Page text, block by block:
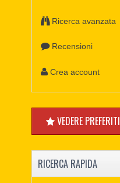
Ricerca avanzata
Recensioni
Crea account
VEDERE PREFERITI
RICERCA RAPIDA